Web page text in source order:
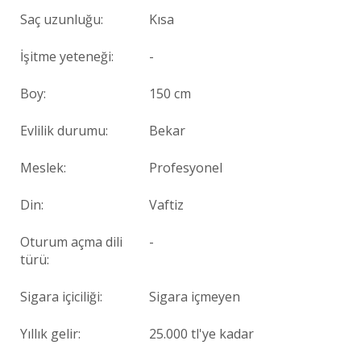
Saç uzunluğu: Kısa
İşitme yeteneği: -
Boy: 150 cm
Evlilik durumu: Bekar
Meslek: Profesyonel
Din: Vaftiz
Oturum açma dili
türü:
-
Sigara içiciliği: Sigara içmeyen
Yıllık gelir: 25.000 tl'ye kadar